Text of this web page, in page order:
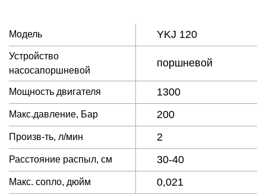
Модель YKJ 120
Устройство
насосапоршневой
поршневой
Мощность двигателя 1300
Макс.давление, Бар 200
Произв-ть, л/мин 2
Расстояние распыл, см 30-40
Макс. сопло, дюйм 0,021